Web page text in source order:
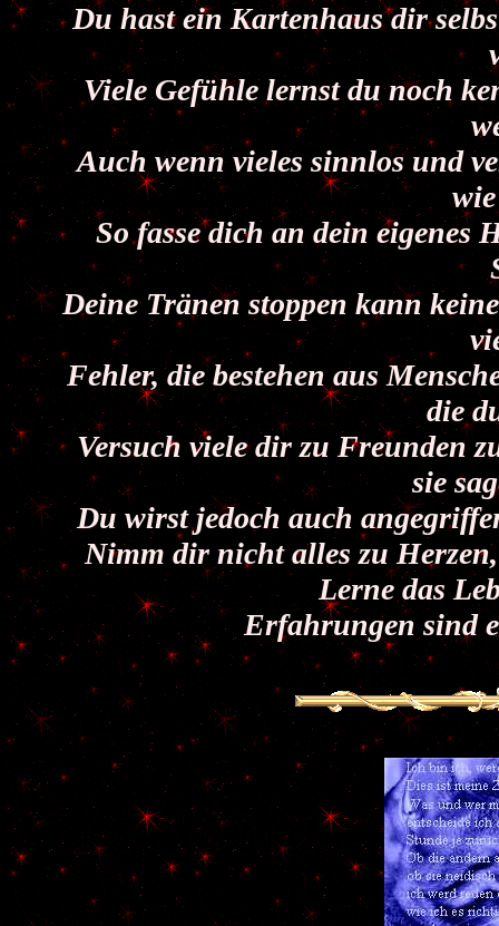
Du hast ein Kartenhaus dir
Viele Gefühle lernst du noch
Auch wenn vieles sinnlos und
So fasse dich an dein eigenes
Deine Tränen stoppen kann
Fehler, die bestehen aus
die
Versuch viele dir zu Freunden
sie
Du wirst jedoch auch
Nimm dir nicht alles zu
Lerne das
Erfahrungen sind